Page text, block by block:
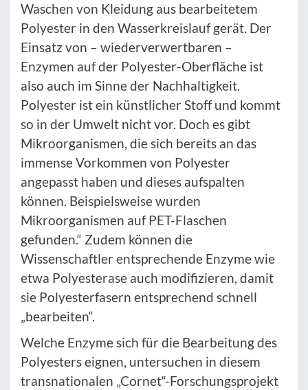
Waschen von Kleidung aus bearbeitetem
Polyester in den Wasserkreislauf gerät. Der
Einsatz von – wiederverwertbaren –
Enzymen auf der Polyester-Oberfläche ist
also auch im Sinne der Nachhaltigkeit.
Polyester ist ein künstlicher Stoff und kommt
so in der Umwelt nicht vor. Doch es gibt
Mikroorganismen, die sich bereits an das
immense Vorkommen von Polyester
angepasst haben und dieses aufspalten
können. Beispielsweise wurden
Mikroorganismen auf PET-Flaschen
gefunden.“ Zudem können die
Wissenschaftler entsprechende Enzyme wie
etwa Polyesterase auch modifizieren, damit
sie Polyesterfasern entsprechend schnell
„bearbeiten“.
Welche Enzyme sich für die Bearbeitung des
Polyesters eignen, untersuchen in diesem
transnationalen „Cornet“-Forschungsprojekt